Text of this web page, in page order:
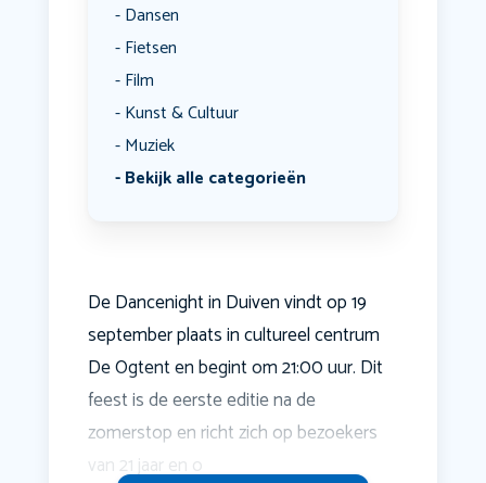
Dansen
Fietsen
Film
Kunst & Cultuur
Muziek
Bekijk alle categorieën
De Dancenight in Duiven vindt op 19
september plaats in cultureel centrum
De Ogtent en begint om 21:00 uur. Dit
feest is de eerste editie na de
zomerstop en richt zich op bezoekers
van 21 jaar en o